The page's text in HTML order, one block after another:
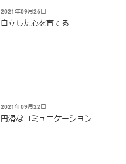
2021年09月26日
自立した心を育てる
2021年09月22日
円滑なコミュニケーション